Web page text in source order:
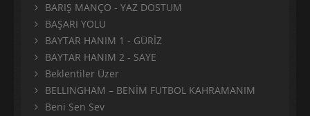
BARIŞ MANÇO - YAZ DOSTUM
BAŞARI YOLU
BAYTAR HANIM 1 - GÜRİZ
BAYTAR HANIM 2 - SAYE
Beklentiler Üzer
BELLINGHAM – BENİM FUTBOL KAHRAMANIM
Beni Sen Sev